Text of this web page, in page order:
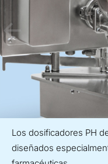
Los dosificadores PH
diseñados